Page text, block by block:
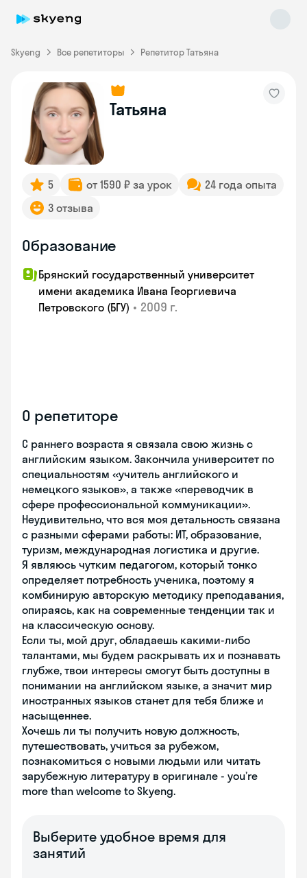
Skyeng Все репетиторы Репетитор Татьяна
Татьяна
5 от 1590 ₽ за урок
24 года опыта
3 отзыва
Образование
Брянский государственный университет
имени академика Ивана Георгиевича
Петровского (БГУ) • 2009 г.
О репетиторе
С раннего возраста я связала свою жизнь с
английским языком. Закончила университет по
специальностям «учитель английского и
немецкого языков», а также «переводчик в
сфере профессиональной коммуникации».
Неудивительно, что вся моя детальность связана
с разными сферами работы: ИТ, образование,
туризм, международная логистика и другие.
Я являюсь чутким педагогом, который тонко
определяет потребность ученика, поэтому я
комбинирую авторскую методику преподавания,
опираясь, как на современные тенденции так и
на классическую основу.
Если ты, мой друг, обладаешь какими-либо
талантами, мы будем раскрывать их и познавать
глубже, твои интересы смогут быть доступны в
понимании на английском языке, а значит мир
иностранных языков станет для тебя ближе и
насыщеннее.
Хочешь ли ты получить новую должность,
путешествовать, учиться за рубежом,
познакомиться с новыми людьми или читать
зарубежную литературу в оригинале - you’re
more than welcome to Skyeng.
Выберите удобное время для
занятий
Skyeng Chat
online